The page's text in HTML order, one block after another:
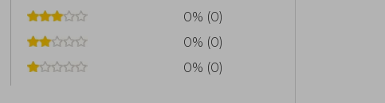
0% (0)
0% (0)
0% (0)